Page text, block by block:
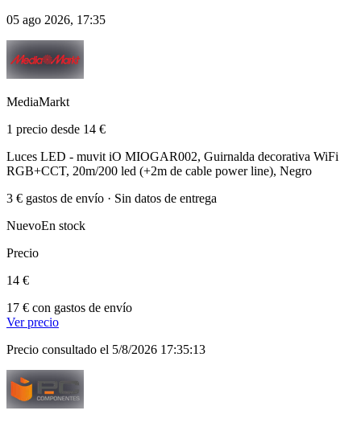
05 ago 2026, 17:35
MediaMarkt
1 precio desde 14 €
Luces LED - muvit iO MIOGAR002, Guirnalda decorativa WiFi
RGB+CCT, 20m/200 led (+2m de cable power line), Negro
3 € gastos de envío · Sin datos de entrega
NuevoEn stock
Precio
14 €
17 € con gastos de envío
Ver precio
Precio consultado el 5/8/2026 17:35:13